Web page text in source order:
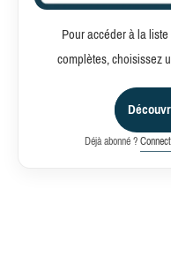
Pour accéder à la
complètes, choisissez
Déjà abonné ?